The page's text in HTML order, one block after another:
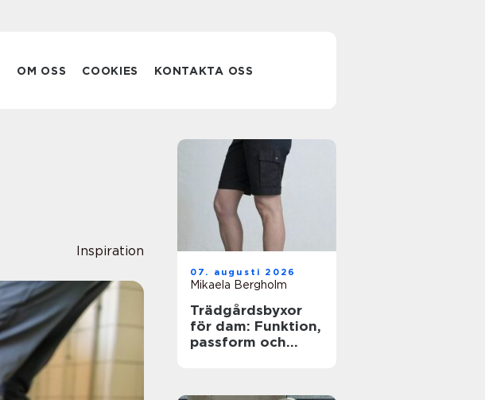
OM OSS COOKIES KONTAKTA OSS
Inspiration
07. augusti 2026
Mikaela Bergholm
Trädgårdsbyxor
för dam: Funktion,
passform och